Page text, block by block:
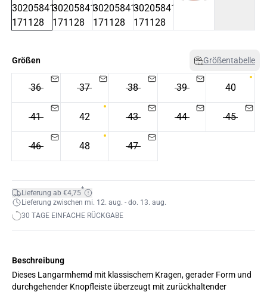
Größen Größentabelle
36 37 38 39 40
41 42 43 44 45
46 48 47
Lieferung ab €4,75*
Lieferung zwischen mi. 12. aug. - do. 13. aug.
30 TAGE EINFACHE RÜCKGABE
Beschreibung
Dieses Langarmhemd mit klassischem Kragen, gerader Form und
durchgehender Knopfleiste überzeugt mit zurückhaltender